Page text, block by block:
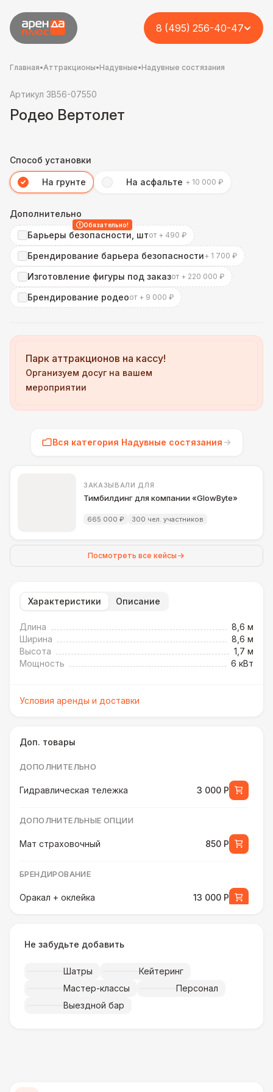
8 (495) 256-40-47
Главная•Аттракционы•Надувные•Надувные состязания
Артикул 3B56-07550
Родео Вертолет
Способ установки
На грунте На асфальте + 10 000 ₽
Дополнительно
Обязательно!
Барьеры безопасности, штот + 490 ₽
Брендирование барьера безопасности+ 1 700 ₽
Изготовление фигуры под заказот + 220 000 ₽
Брендирование родеоот + 9 000 ₽
Парк аттракционов на кассу!
Организуем досуг на вашем
мероприятии
Вся категория Надувные состязания
ЗАКАЗЫВАЛИ ДЛЯ
Тимбилдинг для компании «GlowByte»
665 000 ₽ 300 чел. участников
Посмотреть все кейсы
Характеристики Описание
Длина
8,6 м
Ширина
8,6 м
Высота
1,7 м
Мощность
6 кВт
Условия аренды и доставки
Доп. товары
ДОПОЛНИТЕЛЬНО
Гидравлическая тележка 3 000 Р
ДОПОЛНИТЕЛЬНЫЕ ОПЦИИ
Мат страховочный 850 Р
БРЕНДИРОВАНИЕ
Оракал + оклейка 13 000 Р
Ростомер детский 2 700 Р
Не забудьте добавить
Шатры
Кейтеринг
Мастер-классы
Персонал
Выездной бар